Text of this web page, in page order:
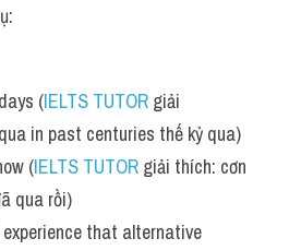
(IELTS TUTOR giải
in past centuries thế kỷ qua)
(IELTS TUTOR giải thích: cơn
qua rồi)
that alternative